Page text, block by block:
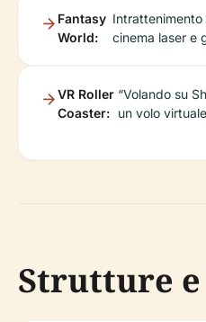
Fantasy
World:
cinema laser e
VR Roller
Coaster:
“Volando su
un volo
Strutture